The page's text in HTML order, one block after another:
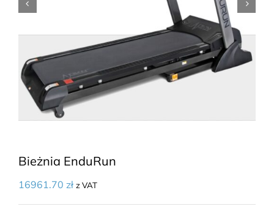
Bieżnia EnduRun
16961.70 zł z VAT